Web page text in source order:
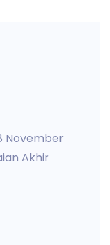
November
Akhir